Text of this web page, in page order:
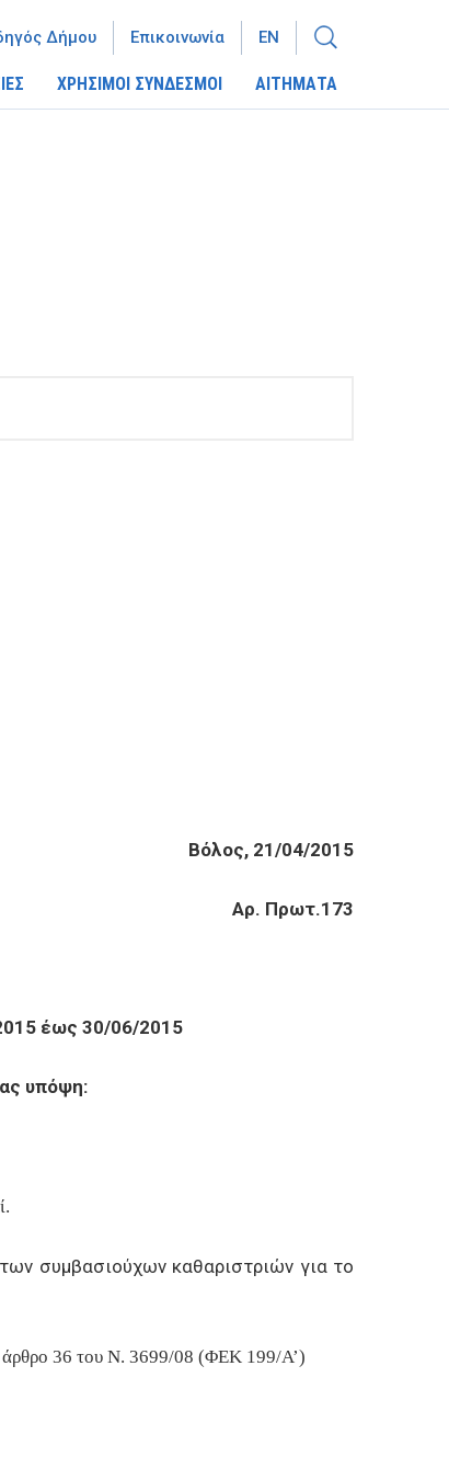
ΧΡΗΣΙΜΟΙ ΣΥΝΔΕΣΜΟΙ ΑΙΤΗΜΑΤΑ
Δήμου Επικοινωνία EN
Βόλος, 21/04/2015
Αρ. Πρωτ.173
έως 30/06/2015
υπόψη:
συμβασιούχων καθαριστριών για το
άρθρο 36 του Ν. 3699/08 (ΦΕΚ 199/Α’)